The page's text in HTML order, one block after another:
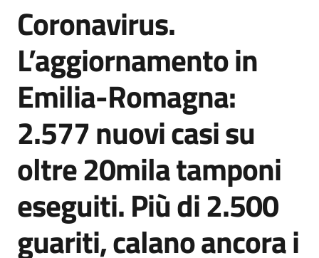
Risorse
Agenzia
di
informazione
e
Salta al contenuto
Coronavirus.
L’aggiornamento in
Emilia-Romagna:
2.577 nuovi casi su
oltre 20mila tamponi
eseguiti. Più di 2.500
guariti, calano ancora i